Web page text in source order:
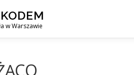
w Warszawie